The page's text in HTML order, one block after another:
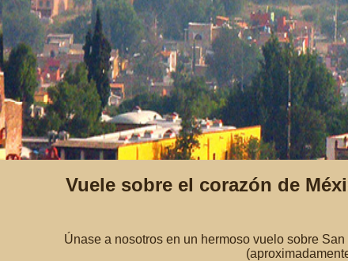
Vuele sobre el corazón de
Únase a nosotros en un hermoso vuelo sobre